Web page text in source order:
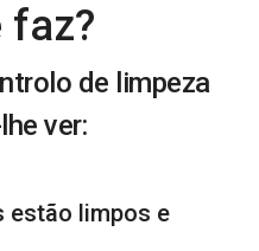
faz?
de limpeza
ver:
estão limpos e